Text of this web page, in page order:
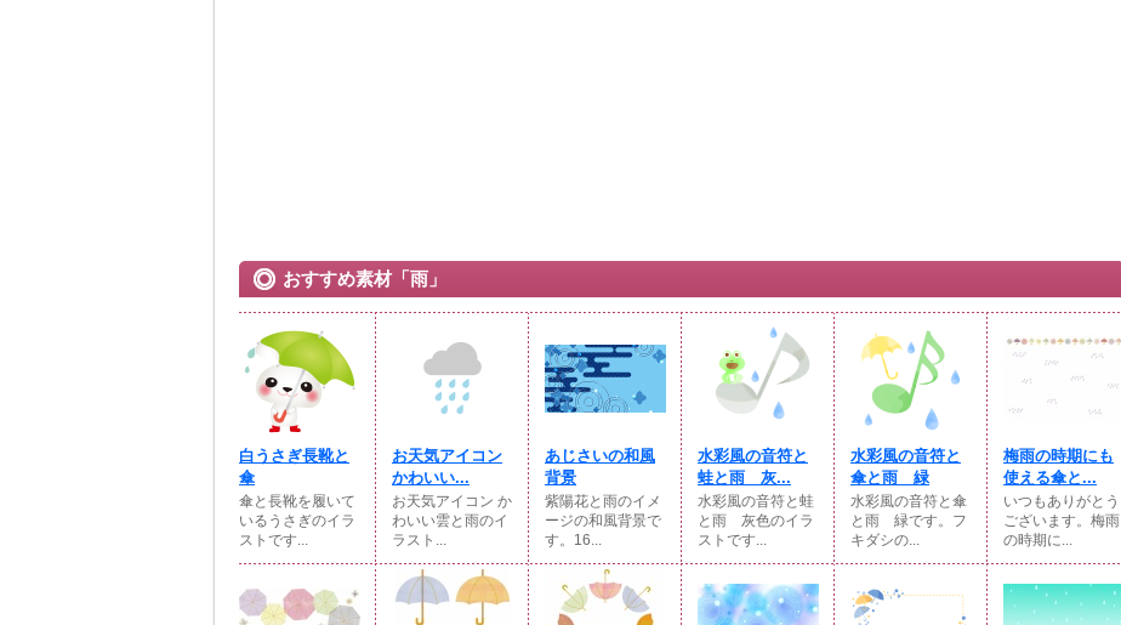
おすすめ素材「雨」
白うさぎ長靴と
傘
傘と長靴を履いて
いるうさぎのイラ
ストです...
お天気アイコン
かわいい...
お天気アイコン か
わいい雲と雨のイ
ラスト...
あじさいの和風
背景
紫陽花と雨のイメ
ージの和風背景で
す。16...
水彩風の音符と
蛙と雨 灰...
水彩風の音符と蛙
と雨 灰色のイラ
ストです...
水彩風の音符と
傘と雨 緑
水彩風の音符と傘
と雨 緑です。フ
キダシの...
梅雨の時期にも
使える傘と...
いつもありがとう
ございます。梅雨
の時期に...